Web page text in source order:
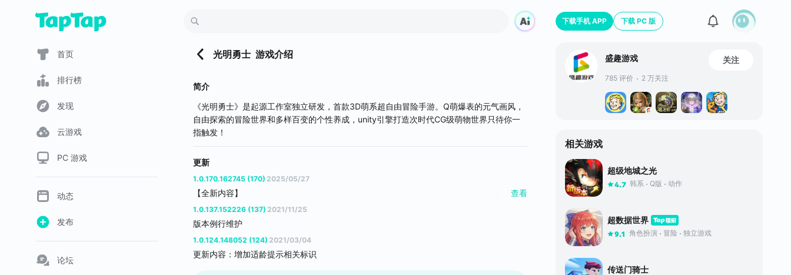
首页
排行榜
发现
云游戏
PC 游戏
动态
发布
论坛
光明勇士 游戏介绍
简介
《光明勇士》是起源工作室独立研发，首款3D萌系超自由冒险手游。Q萌爆表的元气画风，
自由探索的冒险世界和多样百变的个性养成，unity引擎打造次时代CG级萌物世界只待你一
指触发！
更新
1.0.170.162745 (170) 2025/05/27
【全新内容】
(1)踏上职业的进阶之路吧，玩家可以自选专精技能进行学习，打造自己的技能方案以及战斗
策略。增加养成自由度的同时，丰富了战斗体验
（1）团购活动
优化了团购活动的折扣信息显示。
查看
1.0.137.152226 (137) 2021/11/25
版本例行维护
1.0.124.148052 (124) 2021/03/04
更新内容：增加适龄提示相关标识
下载手机 APP 下载 PC 版
盛趣游戏 关注
785 评价 2 万关注
相关游戏
超级地城之光
4.7 韩系 Q版 动作
超数据世界
9.1 角色扮演 冒险 独立游戏
传送门骑士